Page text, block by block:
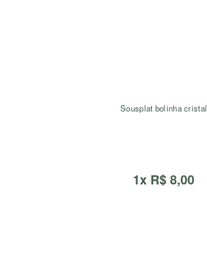
Sousplat bolinha cristal
1x R$ 8,00